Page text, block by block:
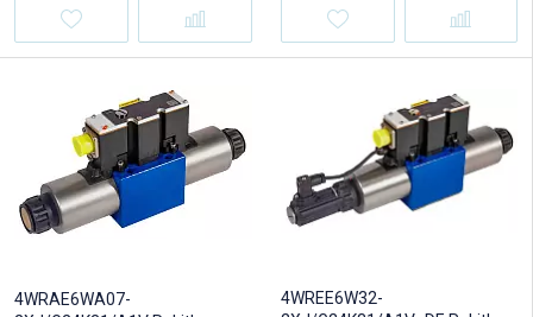
4WRAE6WA07-
4WREE6W32-